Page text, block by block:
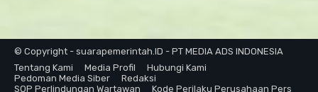
© Copyright - suarapemerintah.ID - PT MEDIA ADS INDONESIA
Tentang Kami
Media Profil
Hubungi Kami
Pedoman Media Siber
Redaksi
SOP Perlindungan Wartawan
Kode Perilaku Perusahaan Pers